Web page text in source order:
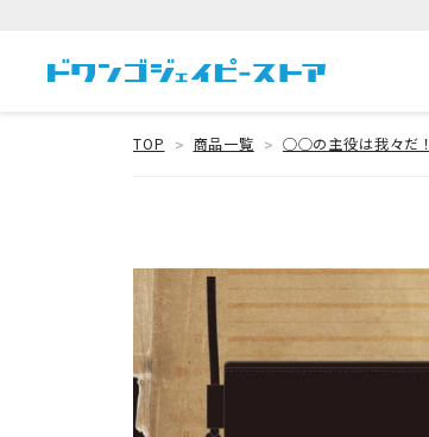
TOP 商品一覧 ◯◯の主役は我々だ！